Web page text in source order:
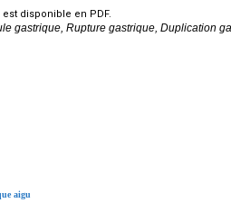
disponible en PDF.
gastrique, Rupture gastrique, Duplication
aigu